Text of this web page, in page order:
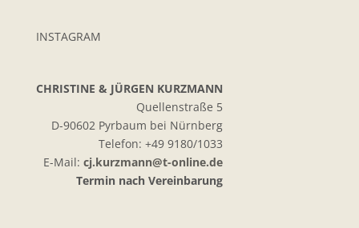
INSTAGRAM
CHRISTINE & JÜRGEN KURZMANN
Quellenstraße 5
D-90602 Pyrbaum bei Nürnberg
Telefon: +49 9180/1033
E-Mail: cj.kurzmann@t-online.de
Termin nach Vereinbarung
Kundenbewertungen und Erfahrungen zu